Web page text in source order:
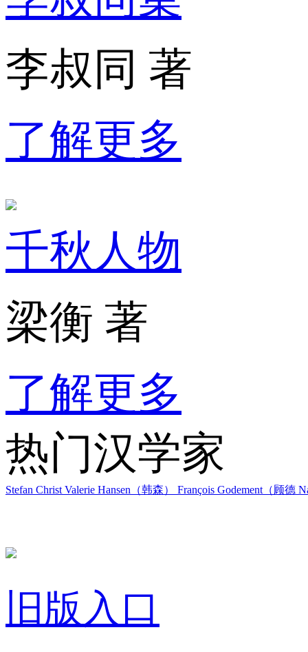
李叔同 著
了解更多
千秋人物
梁衡 著
了解更多
热门汉学家
Stefan Christ Valerie Hansen（韩森） François Godement（顾德
旧版入口